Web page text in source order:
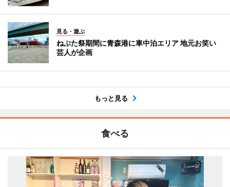
見る・遊ぶ
ねぶた祭期間に青森港に車中泊エリア 地元お笑い
芸人が企画
もっと見る
食べる